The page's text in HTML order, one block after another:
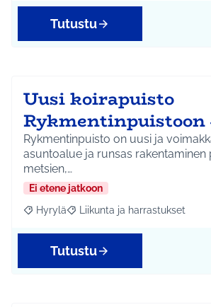
Tutustu
Uusi koirapuisto
Rykmentinpuistoon
Rykmentinpuisto on uusi ja
asuntoalue ja runsas rakentaminen
metsien,…
Ei etene jatkoon
Rajaa tulokset aihepiirin mukaan: Hyrylä
Hyrylä Rajaa tulokset teeman
Liikunta ja harrastukset
Tutustu